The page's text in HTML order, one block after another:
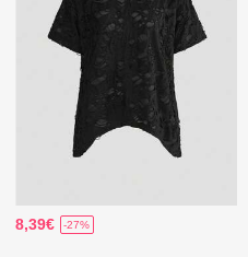
8,39€ -27%